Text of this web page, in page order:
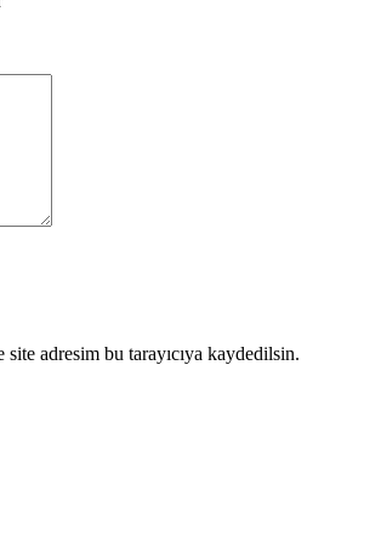
adresim bu tarayıcıya kaydedilsin.